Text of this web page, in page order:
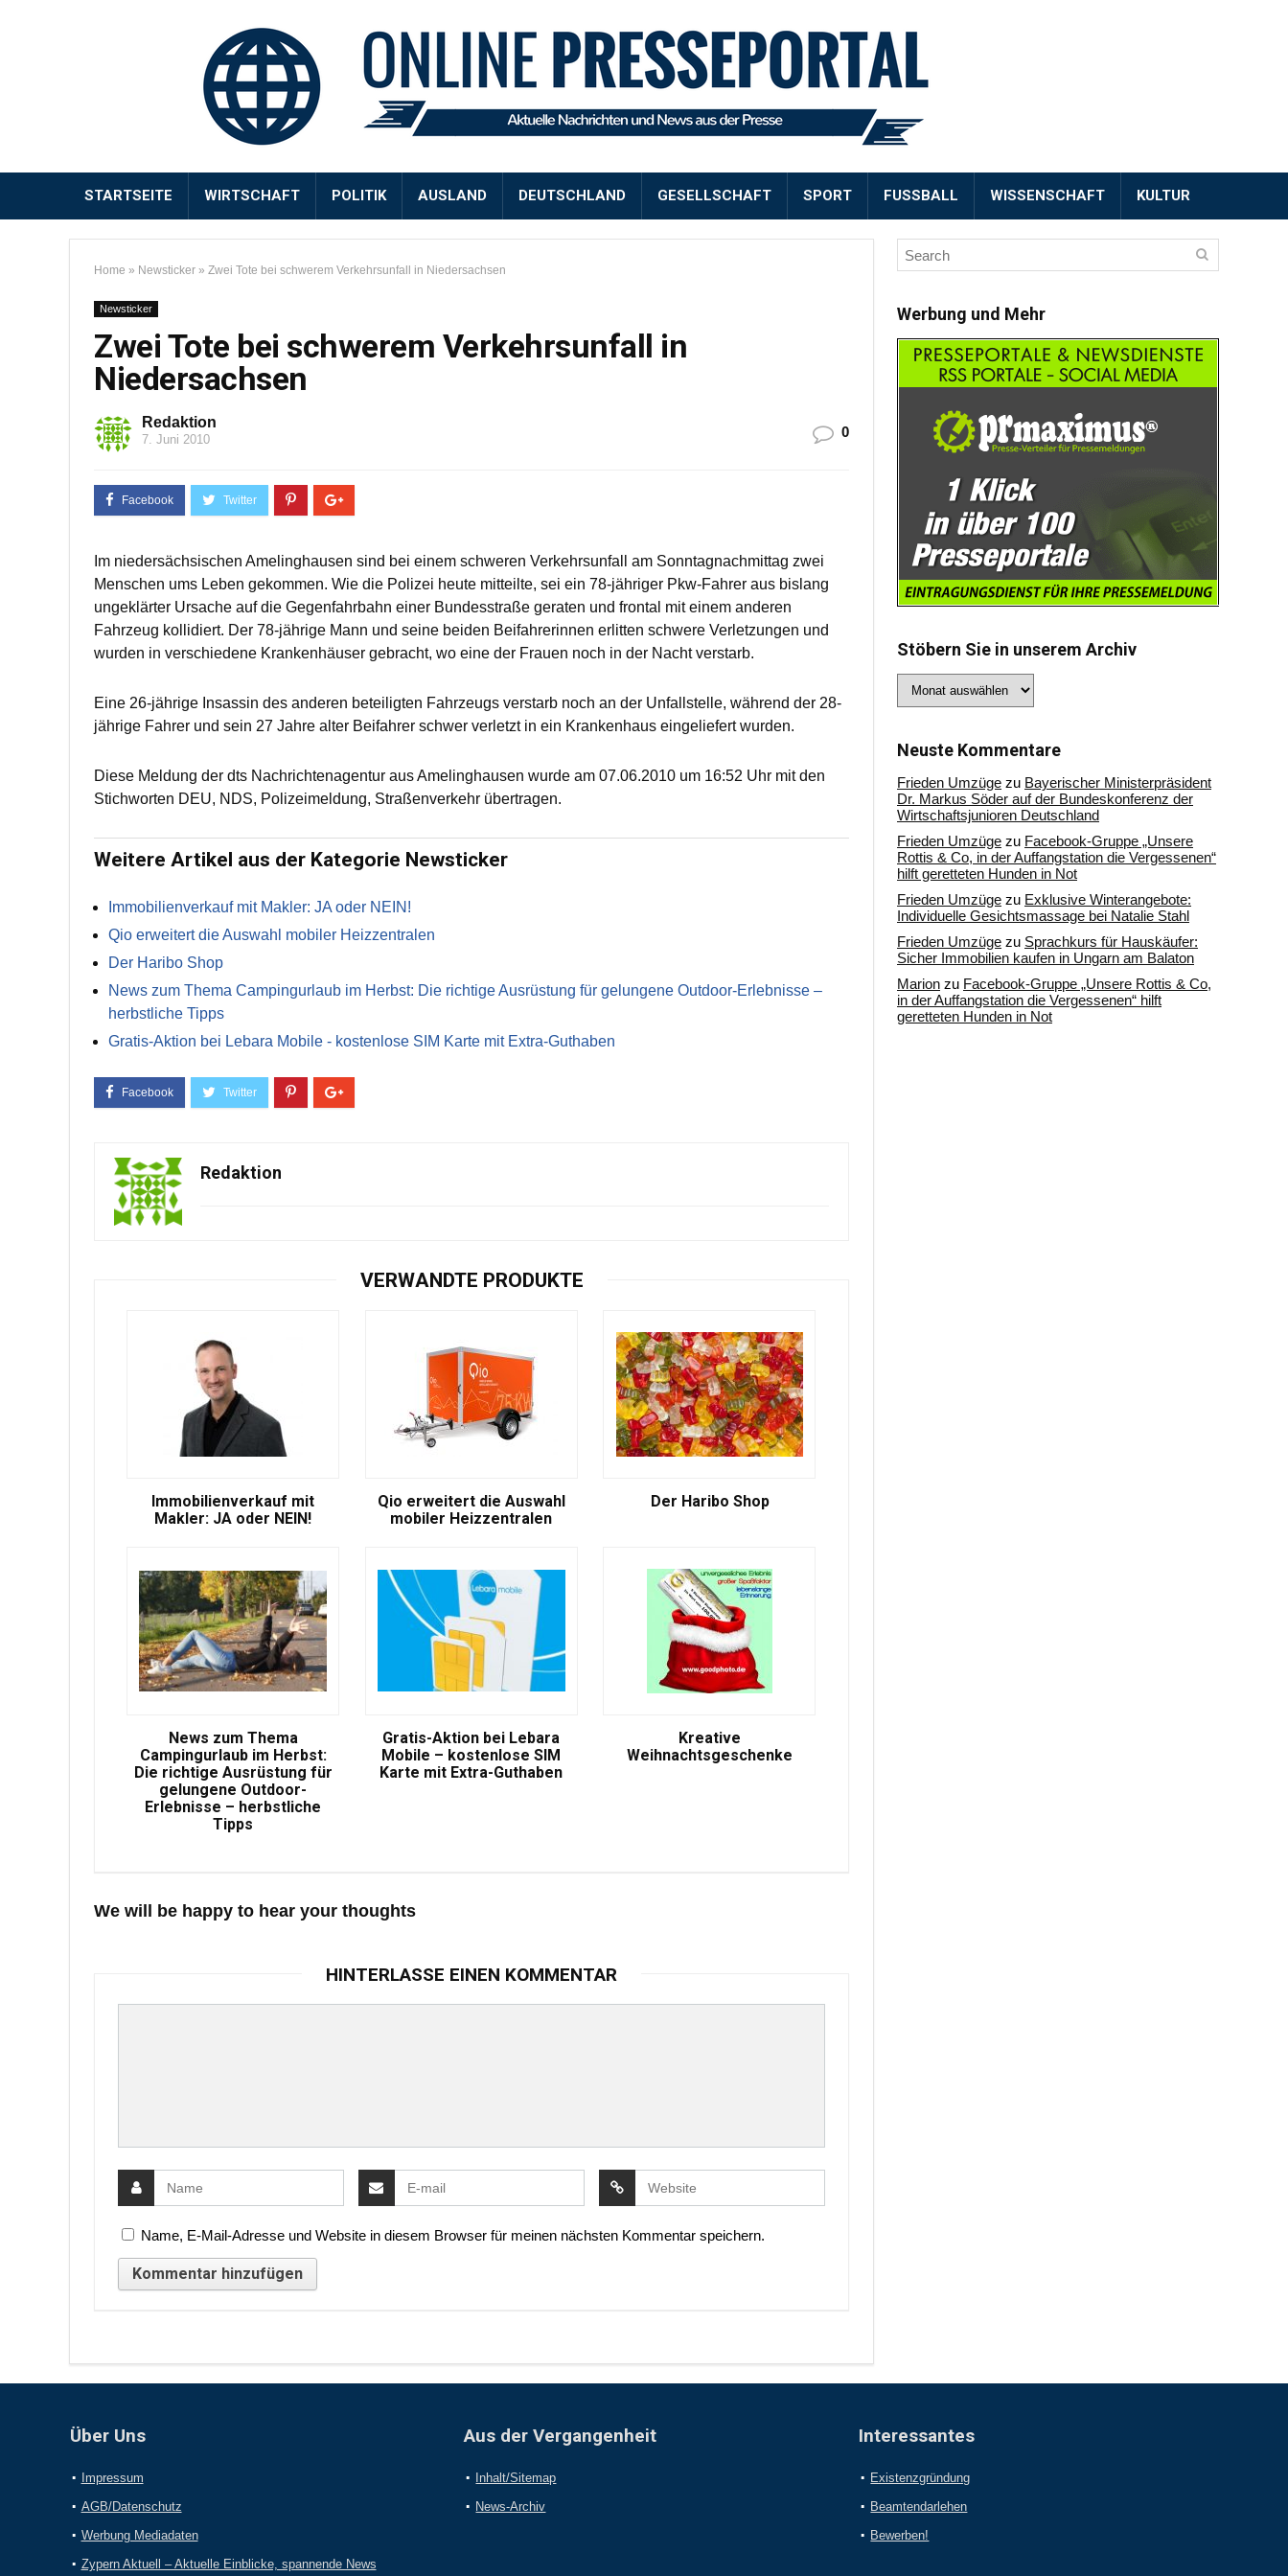
STARTSEITE WIRTSCHAFT POLITIK AUSLAND DEUTSCHLAND GESELLSCHAFT SPORT FUSSBALL WISSENSCHAFT KULTUR
Home » Newsticker » Zwei Tote bei schwerem Verkehrsunfall in Niedersachsen
Newsticker
Zwei Tote bei schwerem Verkehrsunfall in
Niedersachsen
Redaktion
7. Juni 2010 0
Im niedersächsischen Amelinghausen sind bei einem schweren Verkehrsunfall am Sonntagnachmittag zwei
Menschen ums Leben gekommen. Wie die Polizei heute mitteilte, sei ein 78-jähriger Pkw-Fahrer aus bislang
ungeklärter Ursache auf die Gegenfahrbahn einer Bundesstraße geraten und frontal mit einem anderen
Fahrzeug kollidiert. Der 78-jährige Mann und seine beiden Beifahrerinnen erlitten schwere Verletzungen und
wurden in verschiedene Krankenhäuser gebracht, wo eine der Frauen noch in der Nacht verstarb.
Eine 26-jährige Insassin des anderen beteiligten Fahrzeugs verstarb noch an der Unfallstelle, während der 28-
jährige Fahrer und sein 27 Jahre alter Beifahrer schwer verletzt in ein Krankenhaus eingeliefert wurden.
Diese Meldung der dts Nachrichtenagentur aus Amelinghausen wurde am 07.06.2010 um 16:52 Uhr mit den
Stichworten DEU, NDS, Polizeimeldung, Straßenverkehr übertragen.
Weitere Artikel aus der Kategorie Newsticker
Immobilienverkauf mit Makler: JA oder NEIN!
Qio erweitert die Auswahl mobiler Heizzentralen
Der Haribo Shop
News zum Thema Campingurlaub im Herbst: Die richtige Ausrüstung für gelungene Outdoor-Erlebnisse –
herbstliche Tipps
Gratis-Aktion bei Lebara Mobile - kostenlose SIM Karte mit Extra-Guthaben
Redaktion
VERWANDTE PRODUKTE
Immobilienverkauf mit
Makler: JA oder NEIN!
Qio erweitert die Auswahl
mobiler Heizzentralen
Der Haribo Shop
News zum Thema
Campingurlaub im Herbst:
Die richtige Ausrüstung für
gelungene Outdoor-
Erlebnisse – herbstliche
Tipps
Gratis-Aktion bei Lebara
Mobile – kostenlose SIM
Karte mit Extra-Guthaben
Kreative
Weihnachtsgeschenke
We will be happy to hear your thoughts
HINTERLASSE EINEN KOMMENTAR
Name, E-Mail-Adresse und Website in diesem Browser für meinen nächsten Kommentar speichern.
Werbung und Mehr
Stöbern Sie in unserem Archiv
Sie
Archiv
Neuste Kommentare
Frieden Umzüge zu Bayerischer Ministerpräsident
Dr. Markus Söder auf der Bundeskonferenz der
Wirtschaftsjunioren Deutschland
Frieden Umzüge zu Facebook-Gruppe „Unsere
Rottis & Co, in der Auffangstation die Vergessenen“
hilft geretteten Hunden in Not
Frieden Umzüge zu Exklusive Winterangebote:
Individuelle Gesichtsmassage bei Natalie Stahl
Frieden Umzüge zu Sprachkurs für Hauskäufer:
Sicher Immobilien kaufen in Ungarn am Balaton
Marion zu Facebook-Gruppe „Unsere Rottis & Co,
in der Auffangstation die Vergessenen“ hilft
geretteten Hunden in Not
Über Uns
Impressum
AGB/Datenschutz
Werbung Mediadaten
Zypern Aktuell – Aktuelle Einblicke, spannende News
Aus der Vergangenheit
Inhalt/Sitemap
News-Archiv
Interessantes
Existenzgründung
Beamtendarlehen
Bewerben!